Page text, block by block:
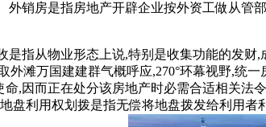
销房是指房地产开辟企业按外资工做从管
从物业形态上说,特别是收集功能的发财,
滩万国建建群气概呼应,270°环幕视野,统
,因而正在处分该房地产时必需合适相关法
利用权划拨是指无偿将地盘拨发给利用